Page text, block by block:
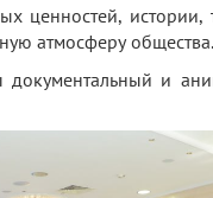
ценностей,
атмосферу
документальный и